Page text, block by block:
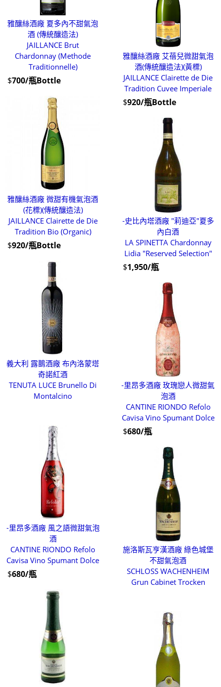
雅釀絲酒廠 夏多內不甜氣泡
酒 (傳統釀造法)
JAILLANCE Brut
Chardonnay (Methode
Traditionnelle)
$700/瓶Bottle
雅釀絲酒廠 艾蓓兒微甜氣泡
酒(傳統釀造法)(黃標)
JAILLANCE Clairette de Die
Tradition Cuvee Imperiale
$920/瓶Bottle
雅釀絲酒廠 微甜有機氣泡酒
(花標)(傳統釀造法)
JAILLANCE Clairette de Die
Tradition Bio (Organic)
$920/瓶Bottle
-史比內塔酒廠 "莉迪亞"夏多
內白酒
LA SPINETTA Chardonnay
Lidia "Reserved Selection"
$1,950/瓶
義大利 露鵲酒廠 布內洛蒙塔
奇諾紅酒
TENUTA LUCE Brunello Di
Montalcino
-里昂多酒廠 玫瑰戀人微甜氣
泡酒
CANTINE RIONDO Refolo
Cavisa Vino Spumant Dolce
$680/瓶
-里昂多酒廠 風之語微甜氣泡
酒
CANTINE RIONDO Refolo
Cavisa Vino Spumant Dolce
$680/瓶
施洛斯瓦亨漢酒廠 綠色城堡
不甜氣泡酒
SCHLOSS WACHENHEIM
Grun Cabinet Trocken